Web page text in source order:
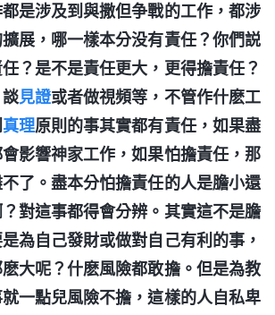
是涉及到與撒但争戰的工作，都涉
擴展，哪一樣本分没有責任？你們説
？是不是責任更大，更得擔責任？
見證或者做視頻等，不管作什麽工
真理原則的事其實都有責任，如果盡
影響神家工作，如果怕擔責任，那
了。盡本分怕擔責任的人是膽小還
對這事都得會分辨。其實這不是膽
為自己發財或做對自己有利的事，
大呢？什麽風險都敢擔。但是為教
一點兒風險不擔，這樣的人自私卑